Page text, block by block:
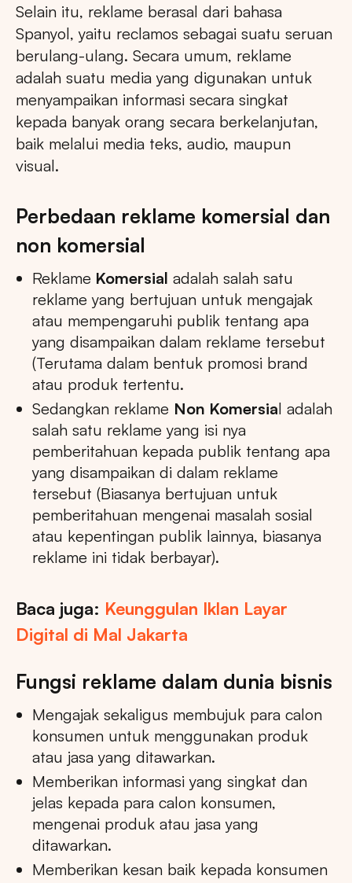
Selain itu, reklame berasal dari bahasa
Spanyol, yaitu reclamos sebagai suatu seruan
berulang-ulang. Secara umum, reklame
adalah suatu media yang digunakan untuk
menyampaikan informasi secara singkat
kepada banyak orang secara berkelanjutan,
baik melalui media teks, audio, maupun
visual.
Perbedaan reklame komersial dan
non komersial
Reklame Komersial adalah salah satu
reklame yang bertujuan untuk mengajak
atau mempengaruhi publik tentang apa
yang disampaikan dalam reklame tersebut
(Terutama dalam bentuk promosi brand
atau produk tertentu.
Sedangkan reklame Non Komersial adalah
salah satu reklame yang isi nya
pemberitahuan kepada publik tentang apa
yang disampaikan di dalam reklame
tersebut (Biasanya bertujuan untuk
pemberitahuan mengenai masalah sosial
atau kepentingan publik lainnya, biasanya
reklame ini tidak berbayar).
Baca juga: Keunggulan Iklan Layar
Digital di Mal Jakarta
Fungsi reklame dalam dunia bisnis
Mengajak sekaligus membujuk para calon
konsumen untuk menggunakan produk
atau jasa yang ditawarkan.
Memberikan informasi yang singkat dan
jelas kepada para calon konsumen,
mengenai produk atau jasa yang
ditawarkan.
Memberikan kesan baik kepada konsumen